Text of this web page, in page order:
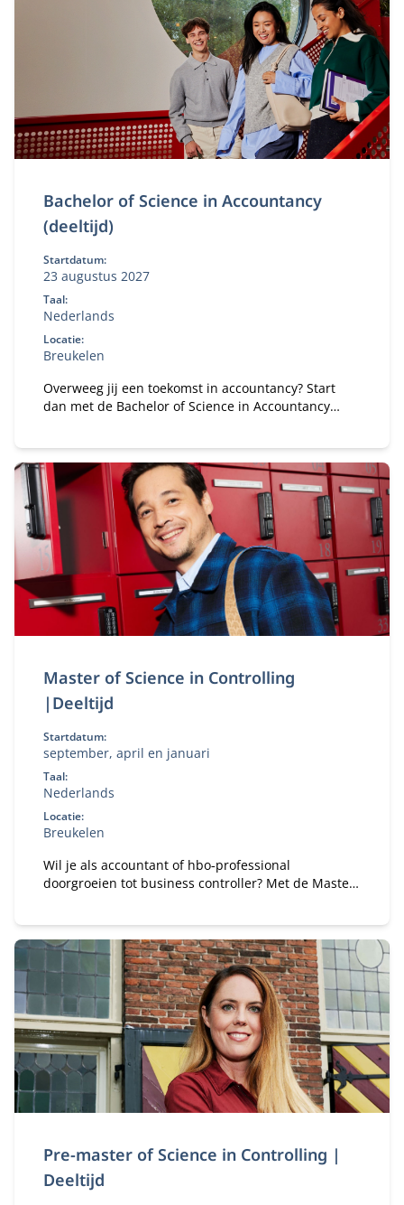
Bachelor of Science in Accountancy
(deeltijd)
Startdatum:
23 augustus 2027
Taal:
Nederlands
Locatie:
Breukelen
Overweeg jij een toekomst in accountancy? Start
dan met de Bachelor of Science in Accountancy
Master of Science in Controlling
|Deeltijd
Startdatum:
september, april en januari
Taal:
Nederlands
Locatie:
Breukelen
Wil je als accountant of hbo‑professional
doorgroeien tot business controller? Met de Master
adviseren bij financiële en strategische
vraagstukken.
Pre-master of Science in Controlling |
Deeltijd